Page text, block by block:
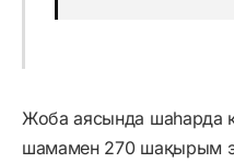
Жоба аясында шаһарда
шамамен 270 шақырым